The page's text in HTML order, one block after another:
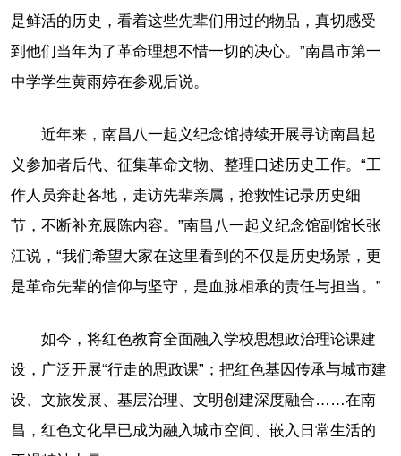
是鲜活的历史，看着这些先辈们用过的物品，真切感受
到他们当年为了革命理想不惜一切的决心。”南昌市第一
中学学生黄雨婷在参观后说。
近年来，南昌八一起义纪念馆持续开展寻访南昌起
义参加者后代、征集革命文物、整理口述历史工作。“工
作人员奔赴各地，走访先辈亲属，抢救性记录历史细
节，不断补充展陈内容。”南昌八一起义纪念馆副馆长张
江说，“我们希望大家在这里看到的不仅是历史场景，更
是革命先辈的信仰与坚守，是血脉相承的责任与担当。”
如今，将红色教育全面融入学校思想政治理论课建
设，广泛开展“行走的思政课”；把红色基因传承与城市建
设、文旅发展、基层治理、文明创建深度融合……在南
昌，红色文化早已成为融入城市空间、嵌入日常生活的